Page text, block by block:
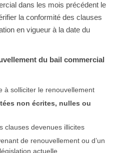
dans les mois précédent le
la conformité des clauses
en vigueur à la date du
du bail commercial
à solliciter le renouvellement
non écrites, nulles ou
clauses devenues illicites
de renouvellement ou d’un
actuelle